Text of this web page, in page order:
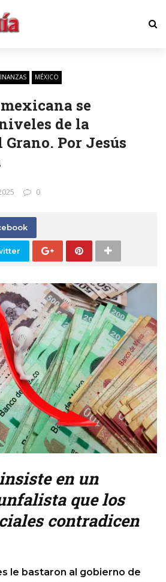
MÉXICO
se
de la
Por Jesús
0
en un
que los
contradicen
le bastaron al gobierno de